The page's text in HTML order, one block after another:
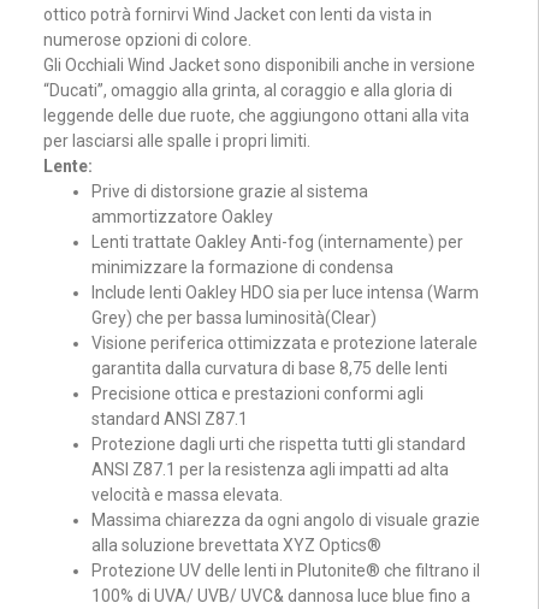
ottico potrà fornirvi Wind Jacket con lenti da vista in
numerose opzioni di colore.
Gli Occhiali Wind Jacket sono disponibili anche in versione
“Ducati”, omaggio alla grinta, al coraggio e alla gloria di
leggende delle due ruote, che aggiungono ottani alla vita
per lasciarsi alle spalle i propri limiti.
Lente:
Prive di distorsione grazie al sistema
ammortizzatore Oakley
Lenti trattate Oakley Anti-fog (internamente) per
minimizzare la formazione di condensa
Include lenti Oakley HDO sia per luce intensa (Warm
Grey) che per bassa luminosità(Clear)
Visione periferica ottimizzata e protezione laterale
garantita dalla curvatura di base 8,75 delle lenti
Precisione ottica e prestazioni conformi agli
standard ANSI Z87.1
Protezione dagli urti che rispetta tutti gli standard
ANSI Z87.1 per la resistenza agli impatti ad alta
velocità e massa elevata.
Massima chiarezza da ogni angolo di visuale grazie
alla soluzione brevettata XYZ Optics®
Protezione UV delle lenti in Plutonite® che filtrano il
100% di UVA/ UVB/ UVC& dannosa luce blue fino a